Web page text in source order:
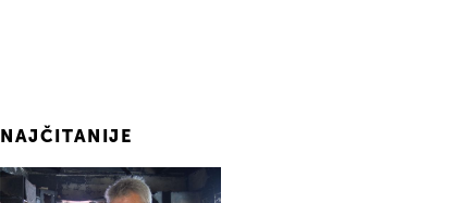
NAJČITANIJE